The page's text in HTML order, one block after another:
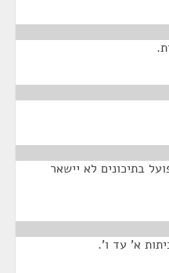
בתיכונים לא יישאר
א' עד ו'.